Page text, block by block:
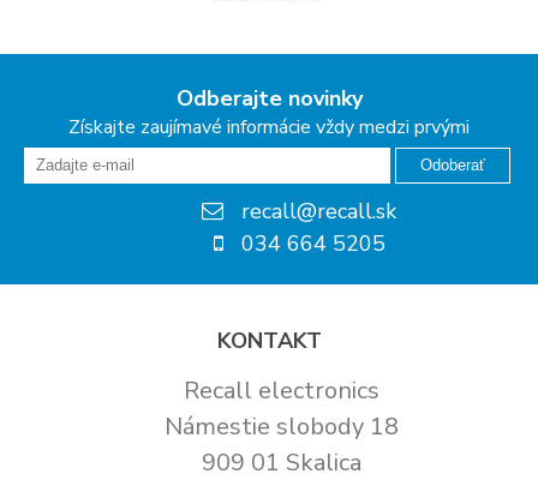
Odberajte novinky
Získajte zaujímavé informácie vždy medzi prvými
Odoberať
recall@recall.sk
034 664 5205
KONTAKT
Recall electronics
Námestie slobody 18
909 01 Skalica